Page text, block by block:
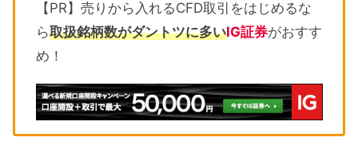
【PR】売りから入れるCFD取引をはじめるな
ら取扱銘柄数がダントツに多いIG証券がおすす
め！